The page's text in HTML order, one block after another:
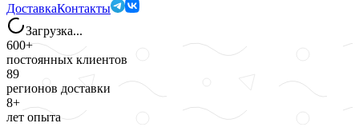
ДоставкаКонтакты
Загрузка...
600+
постоянных клиентов
89
регионов доставки
8+
лет опыта